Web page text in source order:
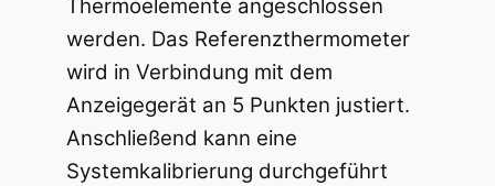
Thermoelemente angeschlossen
werden. Das Referenzthermometer
wird in Verbindung mit dem
Anzeigegerät an 5 Punkten justiert.
Anschließend kann eine
Systemkalibrierung durchgeführt